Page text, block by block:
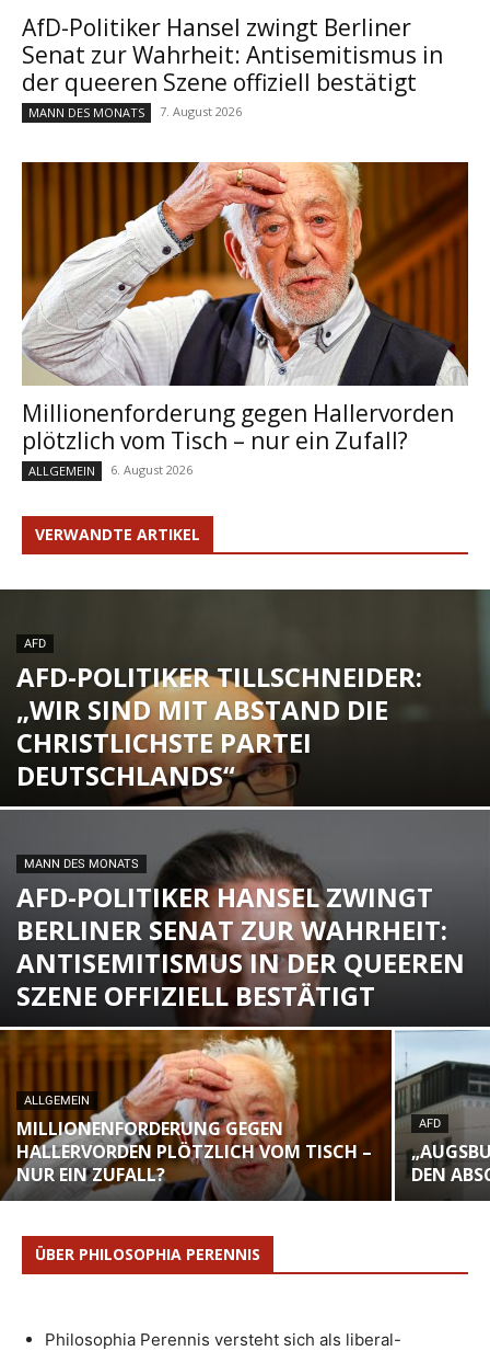
AfD-Politiker Hansel zwingt Berliner
Senat zur Wahrheit: Antisemitismus in
der queeren Szene offiziell bestätigt
MANN DES MONATS 7. August 2026
Millionenforderung gegen Hallervorden
plötzlich vom Tisch – nur ein Zufall?
ALLGEMEIN 6. August 2026
VERWANDTE ARTIKEL
AFD
AFD-POLITIKER TILLSCHNEIDER:
„WIR SIND MIT ABSTAND DIE
CHRISTLICHSTE PARTEI
DEUTSCHLANDS“
MANN DES MONATS
AFD-POLITIKER HANSEL ZWINGT
BERLINER SENAT ZUR WAHRHEIT:
ANTISEMITISMUS IN DER QUEEREN
SZENE OFFIZIELL BESTÄTIGT
ALLGEMEIN
MILLIONENFORDERUNG GEGEN
HALLERVORDEN PLÖTZLICH VOM TISCH –
NUR EIN ZUFALL?
AFD
DEN
ÜBER PHILOSOPHIA PERENNIS
Philosophia Perennis versteht sich als liberal-